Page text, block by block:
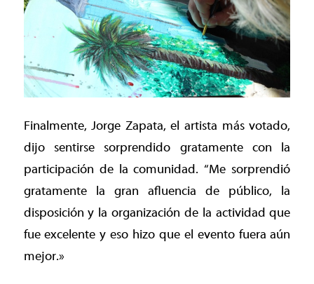
Finalmente, Jorge Zapata, el artista más votado,
dijo sentirse sorprendido gratamente con la
participación de la comunidad. “Me sorprendió
gratamente la gran afluencia de público, la
disposición y la organización de la actividad que
fue excelente y eso hizo que el evento fuera aún
mejor.»